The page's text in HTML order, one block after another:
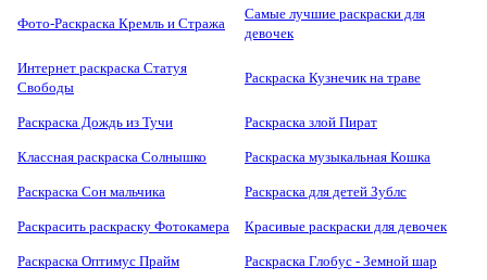
Фото-Раскраска Кремль и Стража
Самые лучшие раскраски для
девочек
Интернет раскраска Статуя
Свободы
Раскраска Кузнечик на траве
Раскраска Дождь из Тучи Раскраска злой Пират
Классная раскраска Солнышко Раскраска музыкальная Кошка
Раскраска Сон мальчика Раскраска для детей Зублс
Раскрасить раскраску Фотокамера Красивые раскраски для девочек
Раскраска Оптимус Прайм Раскраска Глобус - Земной шар